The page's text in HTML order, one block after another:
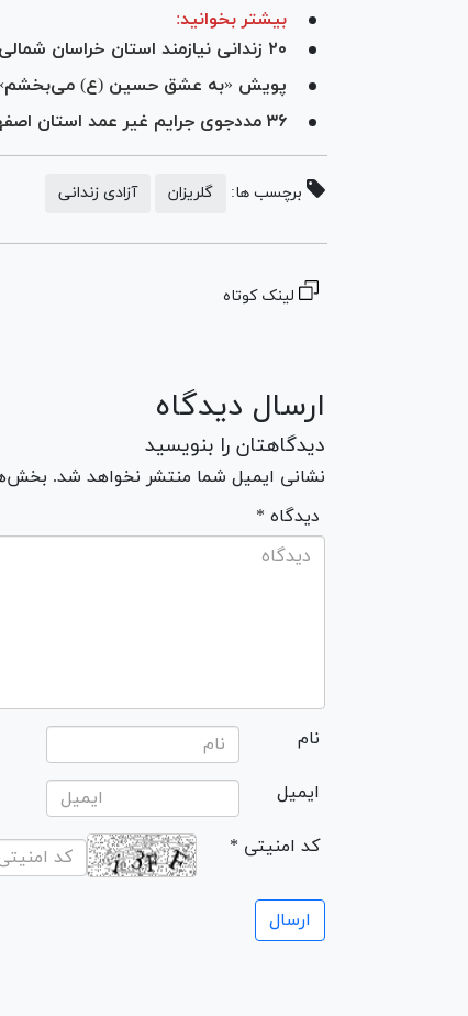
بیشتر بخوانید:
۲۰ زندانی نیازمند استان خراسان شمالی آزاد شدند
پویش «به عشق حسین (ع) می‌بخشم» موجب آزادی 2 مددجو
۳۶ مددجوی جرایم غیر عمد استان اصفهان در دهه مبارک فجر آزاد شدند
برچسب ها: گلریزان آزادی زندانی
لینک کوتاه
ارسال دیدگاه
دیدگاهتان را بنویسید
نشانی ایمیل شما منتشر نخواهد شد.
* دیدگاه
نام
ایمیل
* کد امنیتی